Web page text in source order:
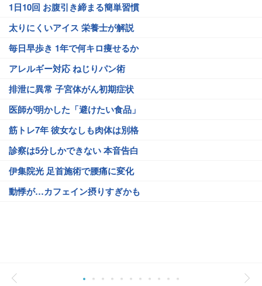
1日10回 お腹引き締まる簡単習慣
太りにくいアイス 栄養士が解説
毎日早歩き 1年で何キロ痩せるか
アレルギー対応 ねじりパン術
排泄に異常 子宮体がん初期症状
医師が明かした「避けたい食品」
筋トレ7年 彼女なしも肉体は別格
診察は5分しかできない 本音告白
伊集院光 足首施術で腰痛に変化
動悸が…カフェイン摂りすぎかも